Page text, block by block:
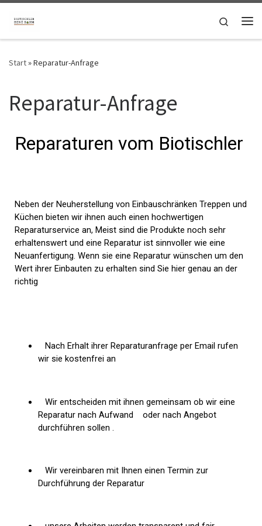
Zum Inhalt springen Search
Start»Reparatur-Anfrage
Reparatur-Anfrage